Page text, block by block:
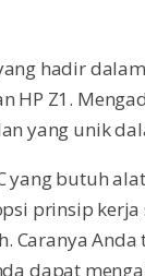
hadir
HP Z1.
yang unik
yang butuh
prinsip
Caranya
dapat